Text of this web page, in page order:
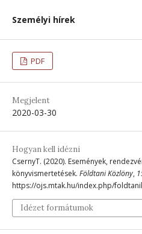
Személyi hírek
PDF
Megjelent
2020-03-30
Hogyan kell idézni
CsernyT. (2020). Események,
könyvismertetések. Földtani Közlöny,
https://ojs.mtak.hu/index.php/
Idézet formátumok